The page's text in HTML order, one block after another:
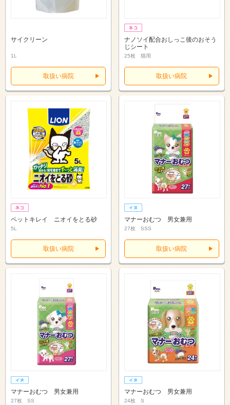
サイクリーン
1L
取扱い病院
ナノソイ配合おしっこ後のおそう
じシート
25枚 猫用
取扱い病院
ペットキレイ ニオイをとる砂
5L
取扱い病院
マナーおむつ 男女兼用
27枚 SSS
取扱い病院
マナーおむつ 男女兼用
27枚 SS
マナーおむつ 男女兼用
24枚 S